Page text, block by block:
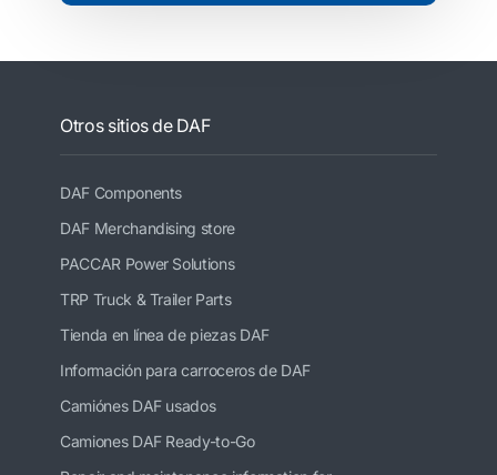
Otros sitios de DAF
DAF Components
DAF Merchandising store
PACCAR Power Solutions
TRP Truck & Trailer Parts
Tienda en línea de piezas DAF
Información para carroceros de DAF
Camiónes DAF usados
Camiones DAF Ready-to-Go